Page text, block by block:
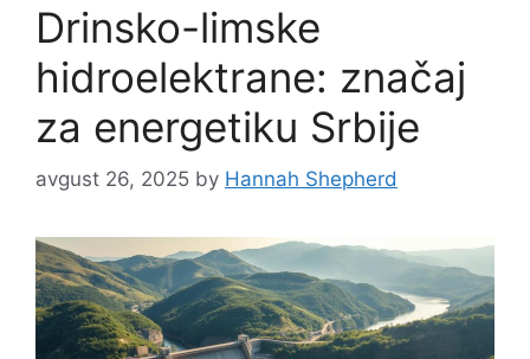
Drinsko-limske
hidroelektrane: značaj
za energetiku Srbije
avgust 26, 2025 by Hannah Shepherd